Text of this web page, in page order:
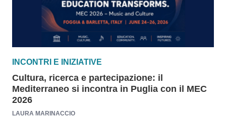
INCONTRI E INIZIATIVE
Cultura, ricerca e partecipazione: il
Mediterraneo si incontra in Puglia con il MEC
2026
LAURA MARINACCIO